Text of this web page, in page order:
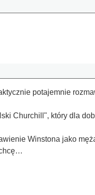
potajemnie
Churchill", który dla
Winstona jako